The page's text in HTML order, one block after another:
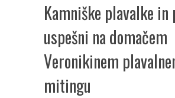
Kamniške plavalke in
uspešni na domačem
Veronikinem
mitingu